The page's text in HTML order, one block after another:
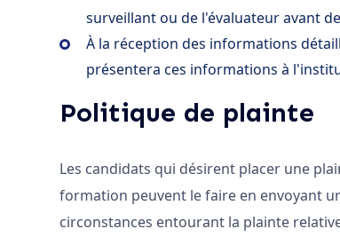
surveillant ou de l'évaluateur avant
À la réception des informations
présentera ces informations à
Politique de plainte
Les candidats qui désirent placer une
formation peuvent le faire en envoyant
circonstances entourant la plainte